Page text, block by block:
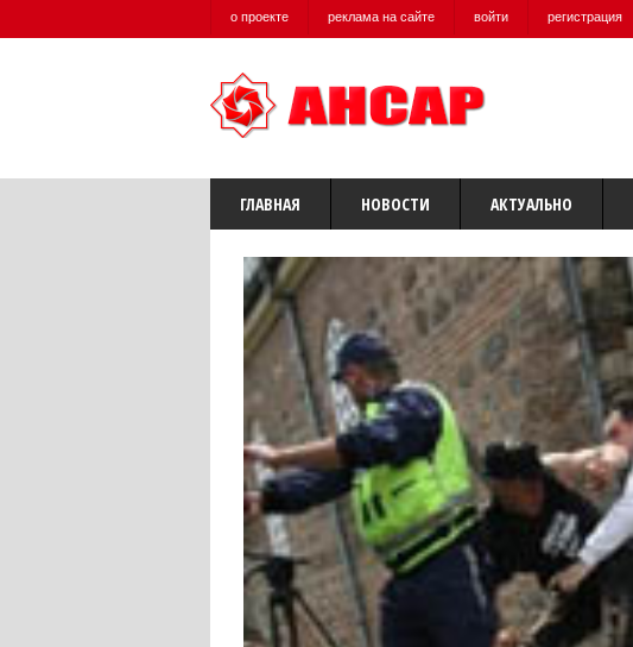
о проекте реклама на сайте войти регистрация
ГЛАВНАЯ НОВОСТИ АКТУАЛЬНО